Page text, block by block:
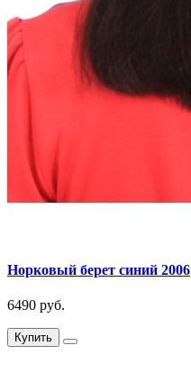
Норковый берет синий 2006
6490 руб.
Купить